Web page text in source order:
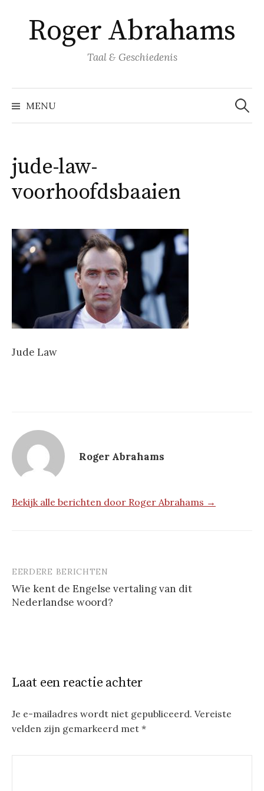
inhoud
springen
Roger Abrahams
Taal & Geschiedenis
MENU
Zoeken
naar:
jude-law-
voorhoofdsbaaien
Jude Law
Roger Abrahams
Bekijk alle berichten door Roger Abrahams →
Berichtnavigatie
EERDERE BERICHTEN
Wie kent de Engelse vertaling van dit
Nederlandse woord?
Laat een reactie achter
Je e-mailadres wordt niet gepubliceerd. Vereiste
velden zijn gemarkeerd met *